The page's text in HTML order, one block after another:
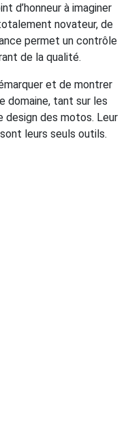
d’honneur à imaginer
novateur, de
permet un contrôle
de la qualité.
et de montrer
domaine, tant sur les
design des motos. Leur
leurs seuls outils.